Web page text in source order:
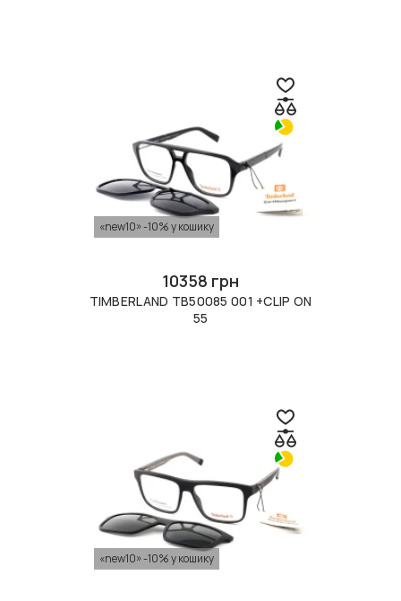
«new10» -10% у кошику
10358 грн
TIMBERLAND TB50085 001 +CLIP ON
55
«new10» -10% у кошику